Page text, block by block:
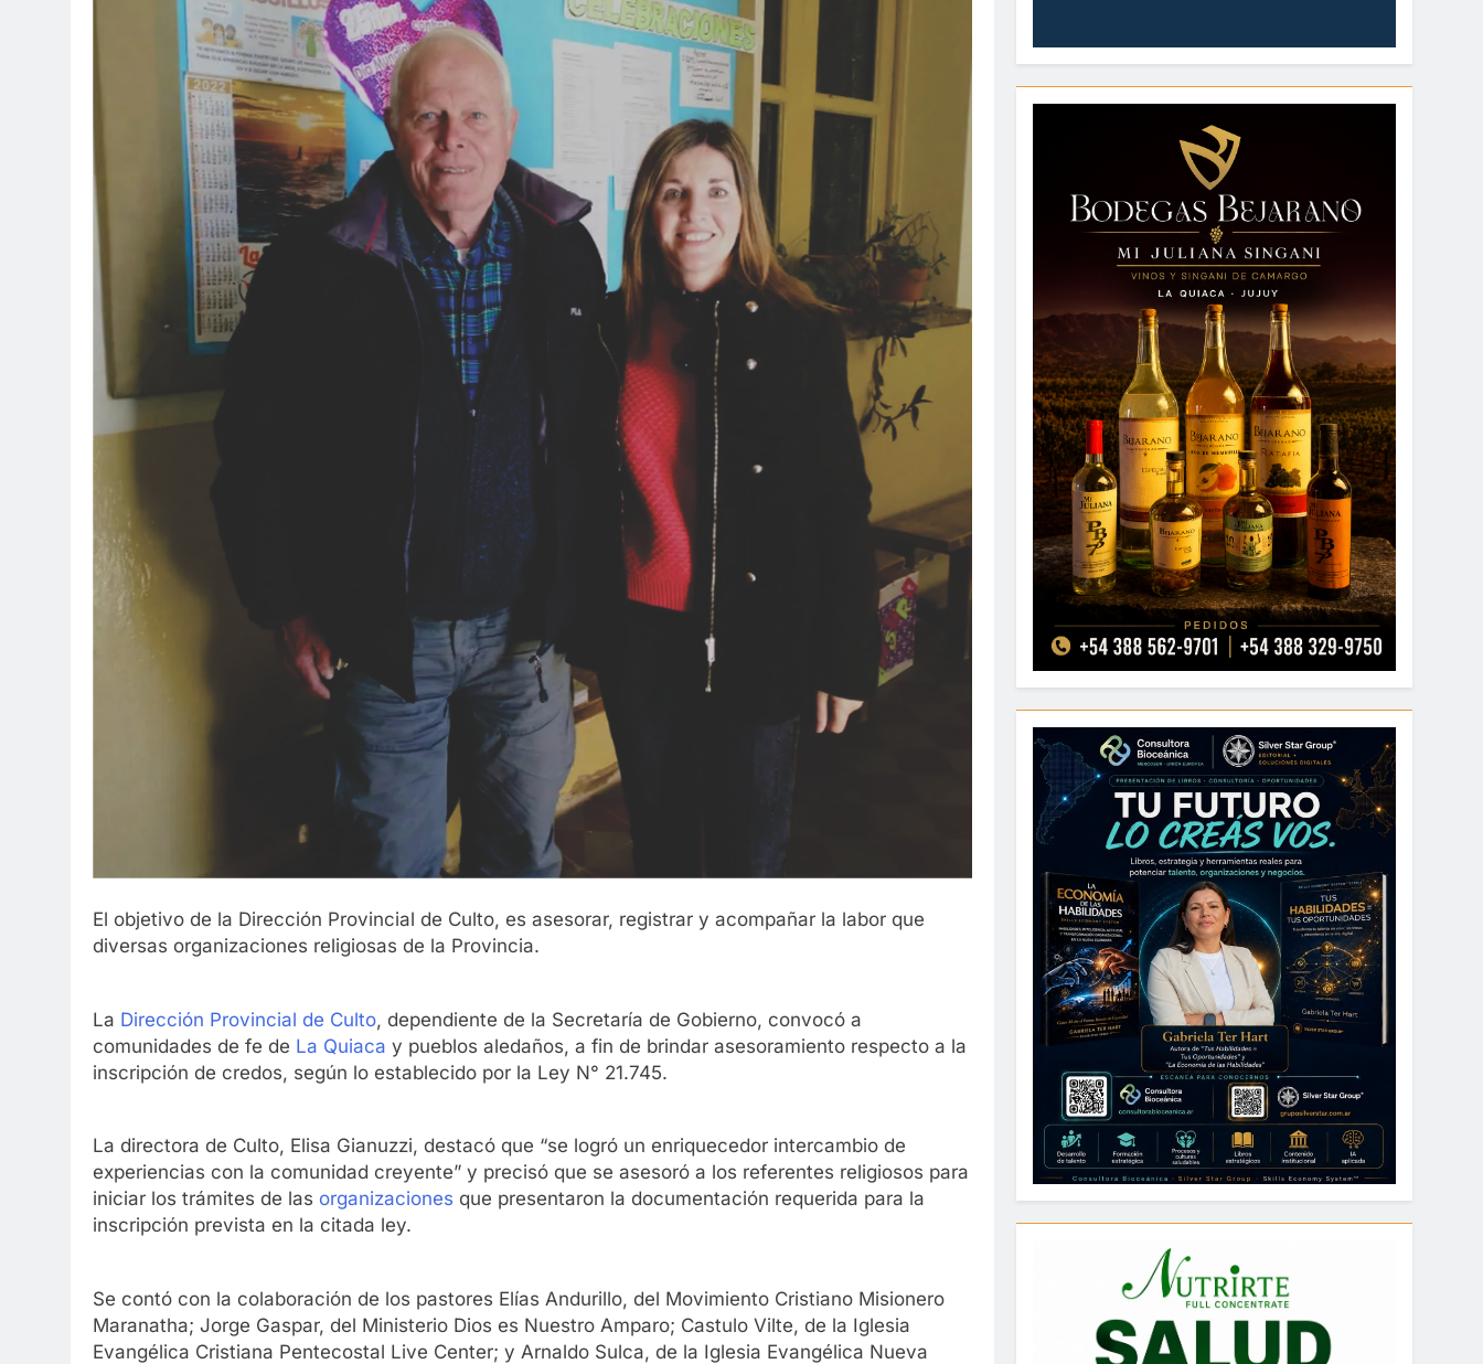
El objetivo de la Dirección Provincial de Culto, es asesorar, registrar y acompañar la labor que
diversas organizaciones religiosas de la Provincia.
La Dirección Provincial de Culto, dependiente de la Secretaría de Gobierno, convocó a
comunidades de fe de La Quiaca y pueblos aledaños, a fin de brindar asesoramiento respecto a la
inscripción de credos, según lo establecido por la Ley N° 21.745.
La directora de Culto, Elisa Gianuzzi, destacó que “se logró un enriquecedor intercambio de
experiencias con la comunidad creyente” y precisó que se asesoró a los referentes religiosos para
iniciar los trámites de las organizaciones que presentaron la documentación requerida para la
inscripción prevista en la citada ley.
Se contó con la colaboración de los pastores Elías Andurillo, del Movimiento Cristiano Misionero
Maranatha; Jorge Gaspar, del Ministerio Dios es Nuestro Amparo; Castulo Vilte, de la Iglesia
Evangélica Cristiana Pentecostal Live Center; y Arnaldo Sulca, de la Iglesia Evangélica Nueva